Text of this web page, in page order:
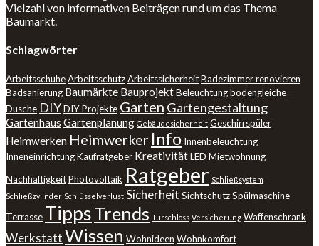
Vielzahl von informativen Beiträgen rund um das Thema
Baumarkt.
Schlagwörter
ArbeitsschuheArbeitsschutzArbeitssicherheitBadezimmer renovieren
Badsanierung Baumärkte BauprojektBeleuchtungbodengleiche
Dusche DIYDIY Projekte Garten Gartengestaltung
Gartenhaus Gartenplanung Gebäudesicherheit Geschirrspüler
Heimwerken Heimwerker Info Innenbeleuchtung
InneneinrichtungKaufratgeber KreativitätLED Mietwohnung
NachhaltigkeitPhotovoltaik Ratgeber Schließsystem
Schließzylinder Schlüsselverlust Sicherheit SichtschutzSpülmaschine
Terrasse TippsTrends Türschloss Versicherung Waffenschrank
WerkstattWissen Wohnideen Wohnkomfort